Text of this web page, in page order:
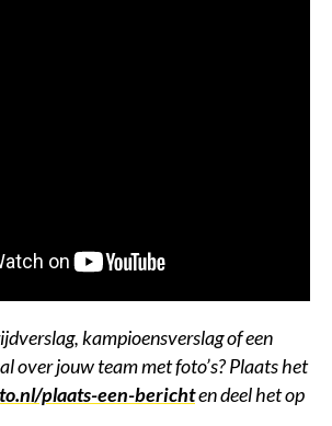
kampioensverslag of een
over jouw team met foto’s? Plaats het
plaats-een-berichten deel het op